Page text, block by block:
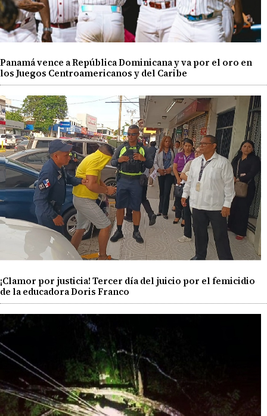
Panamá vence a República Dominicana y va por el oro en
los Juegos Centroamericanos y del Caribe
¡Clamor por justicia! Tercer día del juicio por el femicidio
de la educadora Doris Franco